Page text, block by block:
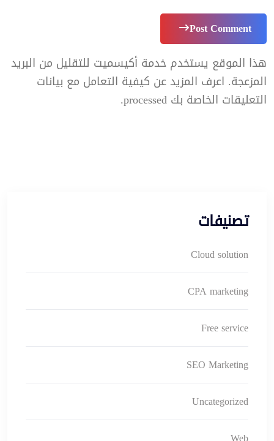
Post Comment
هذا الموقع يستخدم خدمة أكيسميت للتقليل من البريد
المزعجة. اعرف المزيد عن كيفية التعامل مع بيانات
التعليقات الخاصة بك processed
.
تصنيفات
Cloud solution
CPA marketing
Free service
SEO Marketing
Uncategorized